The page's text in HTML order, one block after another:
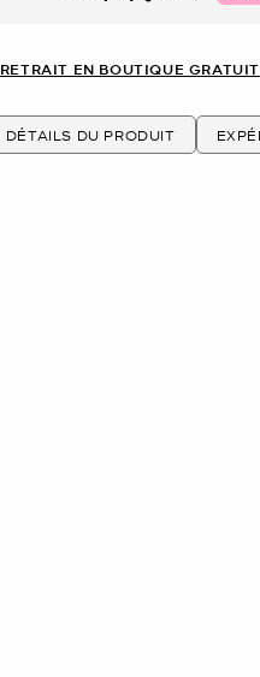
RETRAIT EN BOUTIQUE GRATUIT
DÉTAILS DU PRODUIT